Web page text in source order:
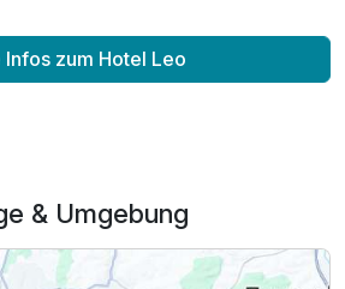
Infos zum Hotel Leo
& Umgebung